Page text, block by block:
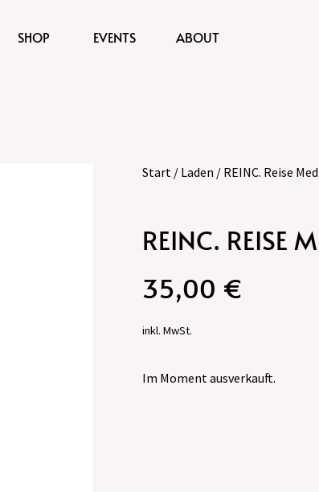
SHOP EVENTS ABOUT
Start / Laden / REINC. Reise
REINC. REISE
35,00 €
inkl. MwSt.
Im Moment ausverkauft.